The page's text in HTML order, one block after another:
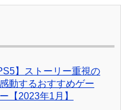
】ストーリー重視の
動するおすすめゲー
【2023年1月】